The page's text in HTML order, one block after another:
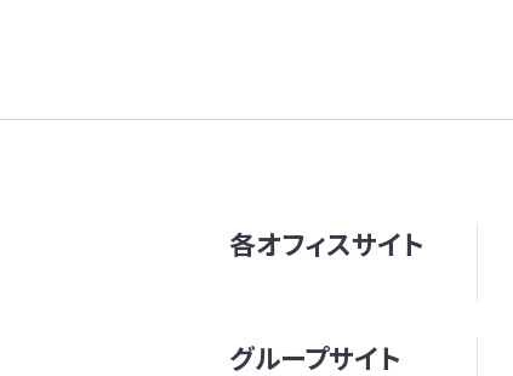
各オフィスサイト
グループサイト